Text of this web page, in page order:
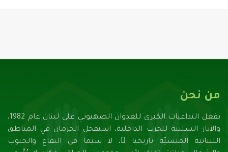
من نحن
بفعل التداعيات الكبرى للعدوان الصهيونـي على لبنان عام 1982،
والآثار السلبية للحرب الداخلية، استفحل الحرمان في المناطق
اللبنانية المنسيّة تاريخيا ً، لا سيما في البقاع والجنوب